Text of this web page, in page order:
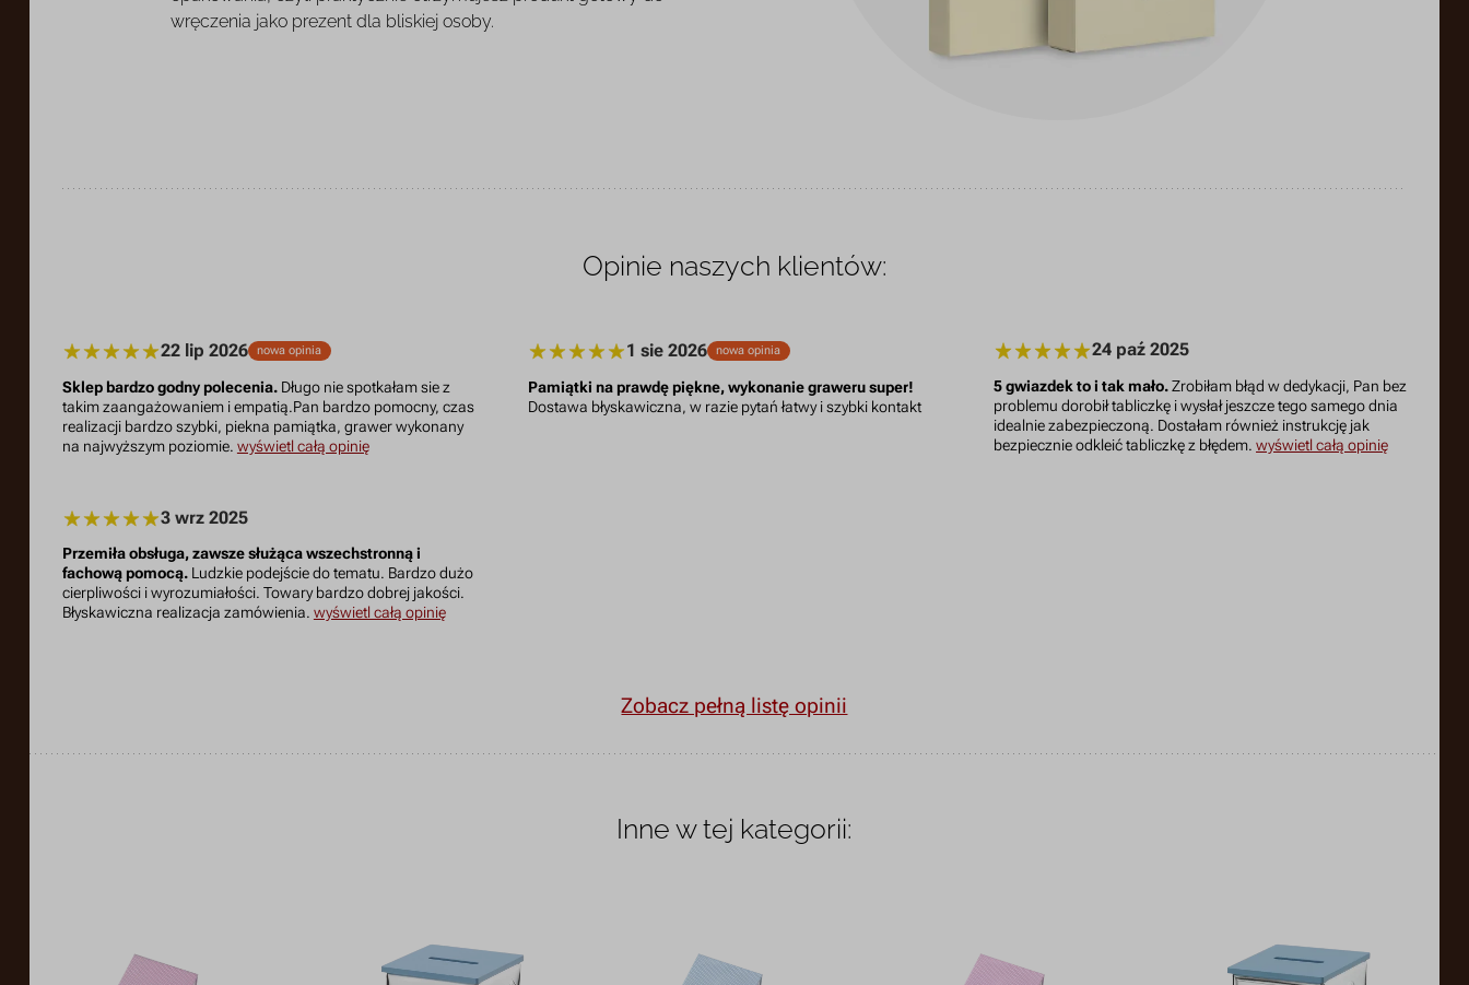
wręczenia jako prezent dla bliskiej osoby.
Opinie naszych klientów:
22 lip 2026 nowa opinia
Sklep bardzo godny polecenia.Długo nie spotkałam sie z
takim zaangażowaniem i empatią.Pan bardzo pomocny, czas
realizacji bardzo szybki, piekna pamiątka, grawer wykonany
na najwyższym poziomie. wyświetl całą opinię
1 sie 2026 nowa opinia
Pamiątki na prawdę piękne, wykonanie graweru super!
Dostawa błyskawiczna, w razie pytań łatwy i szybki kontakt
24 paź 2025
5 gwiazdek to i tak mało.Zrobiłam błąd w dedykacji, Pan bez
problemu dorobił tabliczkę i wysłał jeszcze tego samego dnia
idealnie zabezpieczoną. Dostałam również instrukcję jak
bezpiecznie odkleić tabliczkę z błędem.wyświetl całą opinię
3 wrz 2025
Przemiła obsługa, zawsze służąca wszechstronną i
fachową pomocą.Ludzkie podejście do tematu. Bardzo dużo
cierpliwości i wyrozumiałości. Towary bardzo dobrej jakości.
Błyskawiczna realizacja zamówienia. wyświetl całą opinię
Zobacz pełną listę opinii
Inne w tej kategorii: